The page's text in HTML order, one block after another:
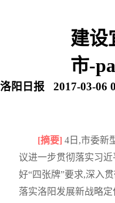
建设
市-
洛阳日报 2017-03-06
[摘要] 4日,市委新
议进一步贯彻落实习
好“四张牌”要求,深入
落实洛阳发展新战略